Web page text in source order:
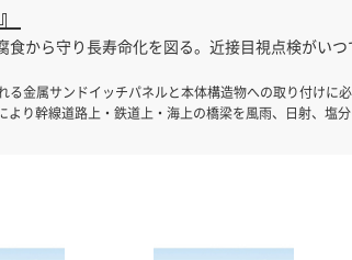
食から守り長寿命化を図る。近接目視点検がいつ
る金属サンドイッチパネルと本体構造物への取り付けに
り幹線道路上・鉄道上・海上の橋梁を風雨、日射、塩
彩を選択することが可能なことから景観を損なうことな
に優れた橋梁予防保全の切札と呼べる製品です。 【特
により橋梁外観をグレードアップする「美装機能」 ○腐